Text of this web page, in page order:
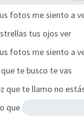
fotos me siento a
tus ojos ver
fotos me siento a
te busco te vas
que te llamo no
que